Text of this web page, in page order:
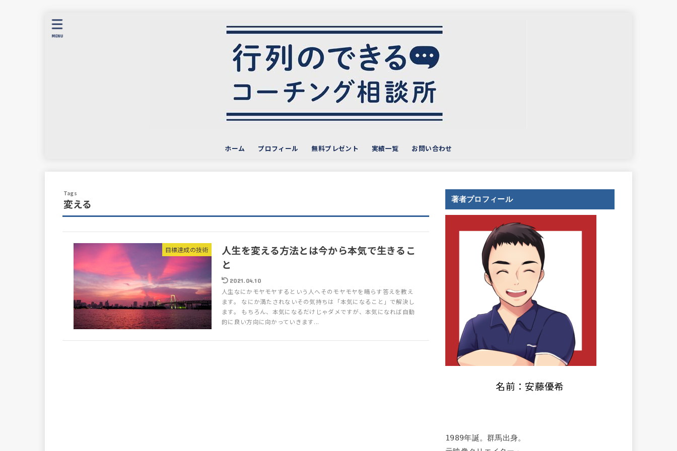
ホーム プロフィール 無料プレゼント 実績一覧 お問い合わせ
MENU
変える
目標達成の技術
人生を変える方法とは今から本気で生きるこ
と
2021.04.10
人生なにかモヤモヤするという人へそのモヤモヤを晴らす答えを教え
ます。 なにか満たされないその気持ちは「本気になること」で解決し
ます。 もちろん、本気になるだけじゃダメですが、本気になれば自動
的に良い方向に向かっていきます...
著者プロフィール
名前：安藤優希
1989年誕。群馬出身。